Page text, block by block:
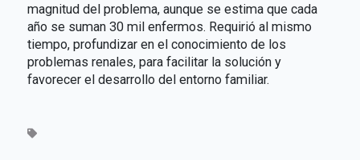
magnitud del problema, aunque se estima que cada
año se suman 30 mil enfermos. Requirió al mismo
tiempo, profundizar en el conocimiento de los
problemas renales, para facilitar la solución y
favorecer el desarrollo del entorno familiar.